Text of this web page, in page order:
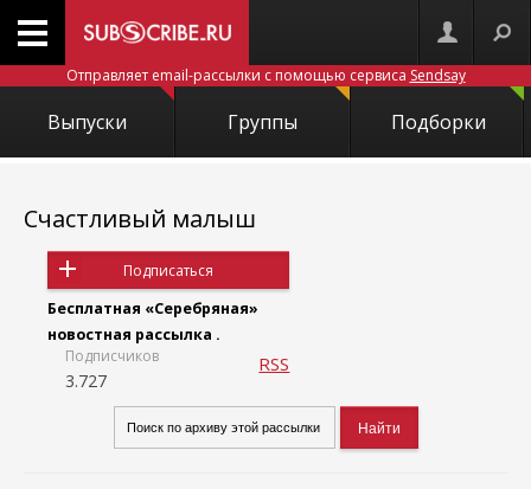
Отправляет email-рассылки с помощью сервиса Sendsay
Выпуски Группы Подборки
Счастливый малыш
Подписаться
Бесплатная «Серебряная»
новостная рассылка .
Подписчиков
3.727
RSS